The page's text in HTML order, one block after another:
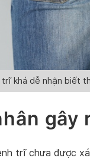
trĩ khá dễ nhận biết
gây
trĩ chưa được